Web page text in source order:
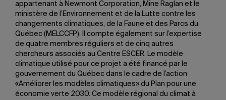
appartenant à Newmont Corporation, Mine Raglan et le
ministère de l’Environnement et de la Lutte contre les
changements climatiques, de la Faune et des Parcs du
Québec (MELCCFP). Il compte également sur l’expertise
de quatre membres réguliers et de cinq autres
chercheurs associés au Centre ESCER. Le modèle
climatique utilisé pour ce projet a été financé par le
gouvernement du Québec dans le cadre de l’action
«Améliorer les modèles climatiques» du Plan pour une
économie verte 2030. Ce modèle régional du climat à